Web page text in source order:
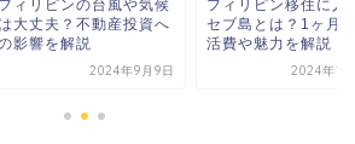
フィリピン移住に人気の
ブ島とは？1ヶ月の生
費や魅力を解説
2024年12月4日
フィリピン不動産を
したのに支払えな
納・没収を防ぐには